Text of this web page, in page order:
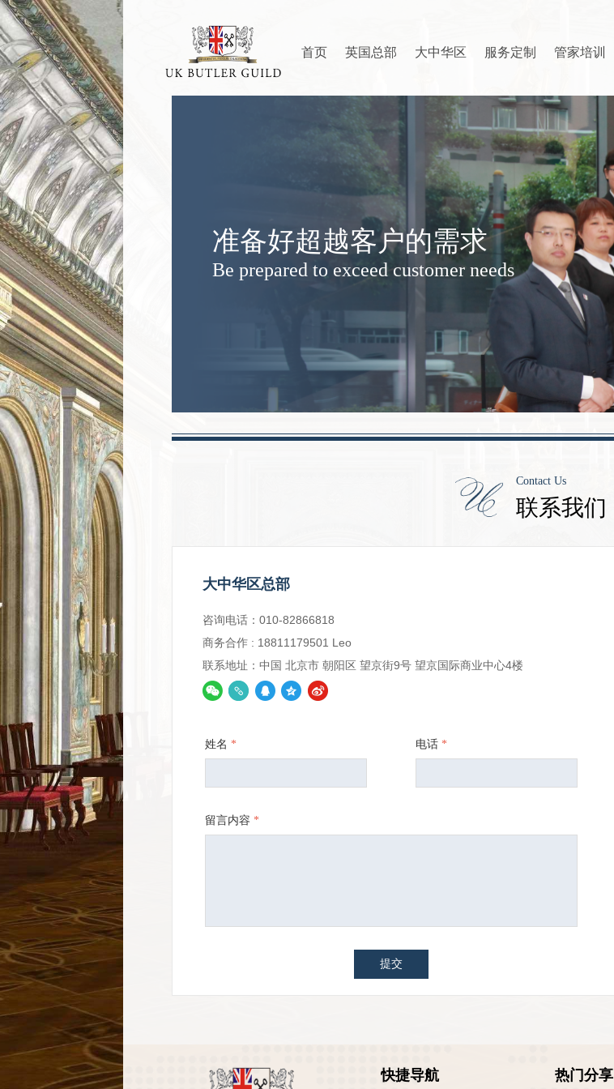
Contact Us
联系我们
大中华区总部
咨询电话：010-82866818
商务合作 : 18811179501 Leo
联系地址：中国 北京市 朝阳区 望京街9号 望京国际商业中心4楼
姓名 * 电话 *
留言内容 *
提交
首页 英国总部 大中华区 服务定制 管家培训
快捷导航 热门分享
准备好超越客户的需求
Be prepared to exceed customer needs